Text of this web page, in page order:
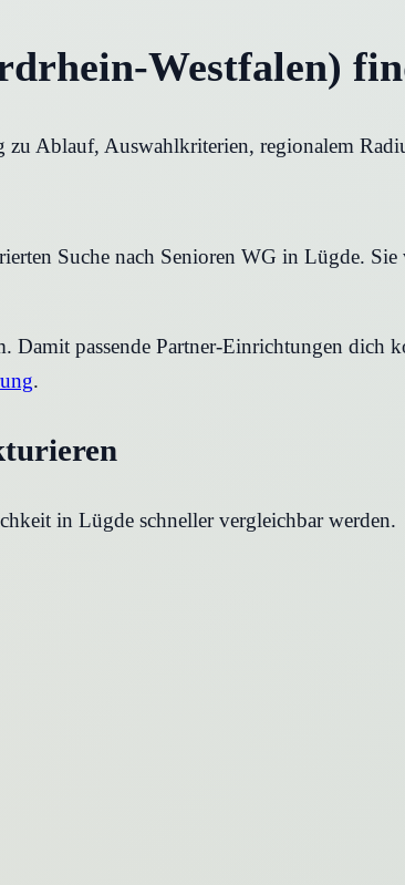
Westfalen)
Ablauf, Auswahlkriterien, regionalem
Suche nach Senioren WG in Lügde.
passende Partner-Einrichtungen
.
in Lügde schneller vergleichbar werden.